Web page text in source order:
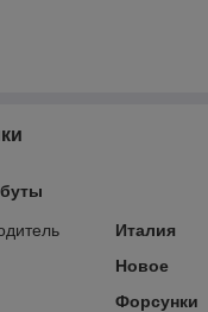
Италия
Новое
Форсунки